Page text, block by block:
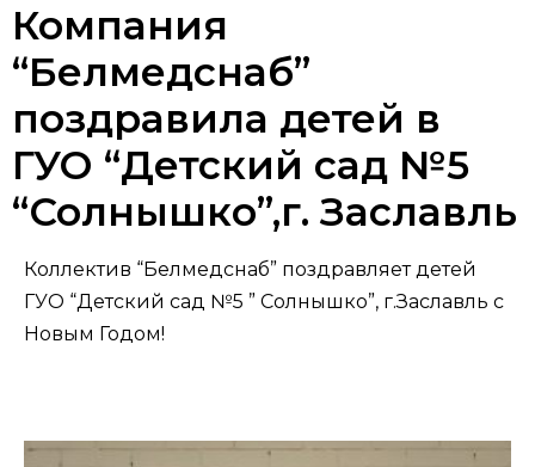
Компания
“Белмедснаб”
поздравила детей в
ГУО “Детский сад №5
“Солнышко”,г. Заславль
Коллектив “Белмедснаб” поздравляет детей
ГУО “Детский сад №5 ” Солнышко”, г.Заславль с
Новым Годом!